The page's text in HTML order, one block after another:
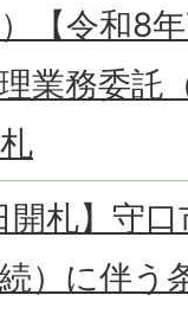
）【令和8
業務委託
開札】守
）に伴う